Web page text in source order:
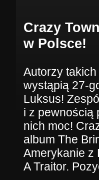
Crazy
w Polsce!
Autorzy
wystąpią 27-
Luksus!
i z pewnością
nich moc!
album The
Amerykanie z
A Traitor.